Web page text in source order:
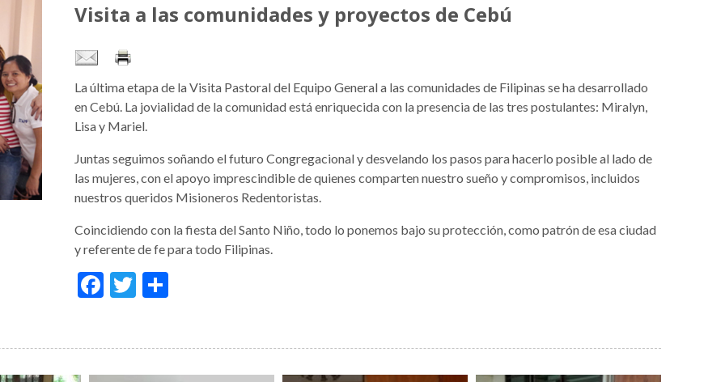
Visita a las comunidades y proyectos de Cebú
La última etapa de la Visita Pastoral del Equipo General a las comunidades de Filipinas se ha desarrollado
en Cebú. La jovialidad de la comunidad está enriquecida con la presencia de las tres postulantes: Miralyn,
Lisa y Mariel.
Juntas seguimos soñando el futuro Congregacional y desvelando los pasos para hacerlo posible al lado de
las mujeres, con el apoyo imprescindible de quienes comparten nuestro sueño y compromisos, incluidos
nuestros queridos Misioneros Redentoristas.
Coincidiendo con la fiesta del Santo Niño, todo lo ponemos bajo su protección, como patrón de esa ciudad
y referente de fe para todo Filipinas.
Facebook
Twitter
Compartir